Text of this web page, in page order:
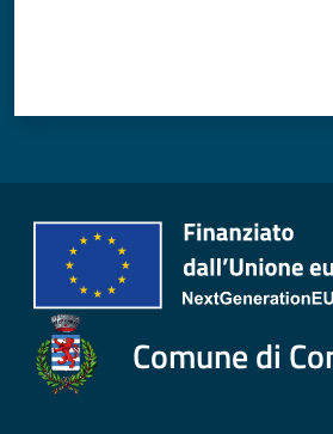
Comune di